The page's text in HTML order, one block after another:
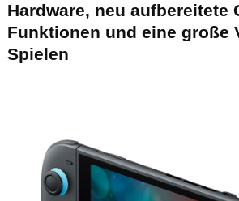
Hardware, neu aufbereitete
Funktionen und eine große
Spielen